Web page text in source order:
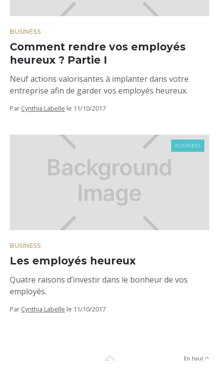
BUSINESS
Comment rendre vos employés
heureux ? Partie I
Neuf actions valorisantes à implanter dans votre
entreprise afin de garder vos employés heureux.
Par Cynthia Labelle le 11/10/2017
BUSINESS
BUSINESS
Les employés heureux
Quatre raisons d’investir dans le bonheur de vos
employés.
Par Cynthia Labelle le 11/10/2017
En haut